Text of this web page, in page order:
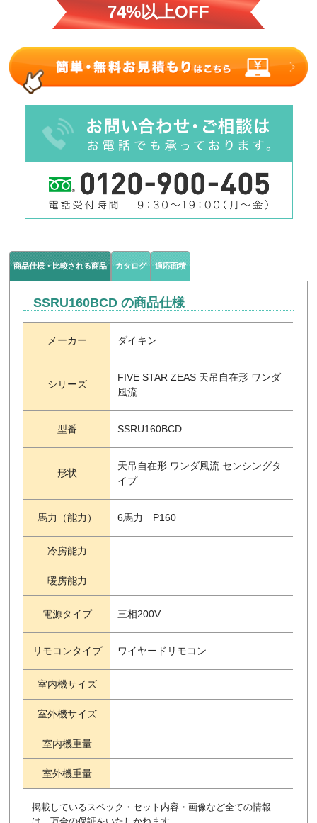
74%以上OFF
商品仕様・比較される商品 カタログ 適応面積
SSRU160BCD の商品仕様
メーカー ダイキン
シリーズ
FIVE STAR ZEAS 天吊自在形 ワンダ
風流
型番 SSRU160BCD
形状
天吊自在形 ワンダ風流 センシングタ
イプ
馬力（能力） 6馬力 P160
冷房能力
暖房能力
電源タイプ 三相200V
リモコンタイプ ワイヤードリモコン
室内機サイズ
室外機サイズ
室内機重量
室外機重量
掲載しているスペック・セット内容・画像など全ての情報